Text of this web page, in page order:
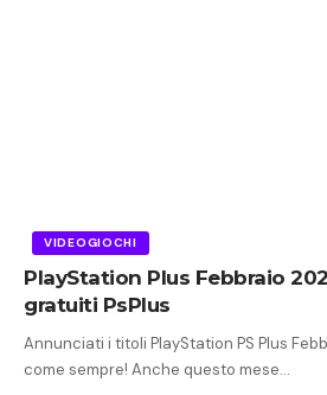
VIDEOGIOCHI
PlayStation Plus Febbraio
gratuiti PsPlus
Annunciati i titoli PlayStation PS Plus
come sempre! Anche questo mese…